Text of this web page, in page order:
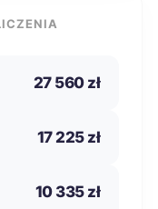
27 560 zł
17 225 zł
10 335 zł